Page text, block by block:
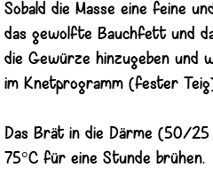
Sobald die Masse eine feine
das gewolfte Bauchfett und
die Gewürze hinzugeben und
im Knetprogramm (fester
Das Brät in die Därme (50/25
75°C für eine Stunde brühen.